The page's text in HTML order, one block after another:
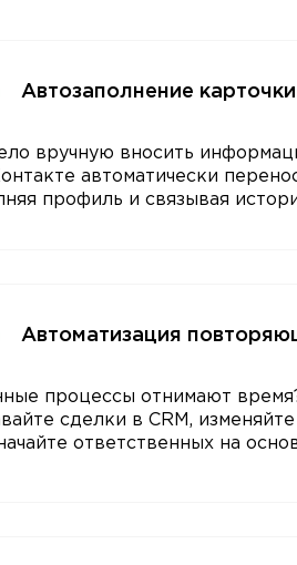
Автозаполнение
вручную вносить
автоматически
профиль и связывая
Автоматизация
процессы отнимают
сделки в CRM, изменяйте
ответственных на